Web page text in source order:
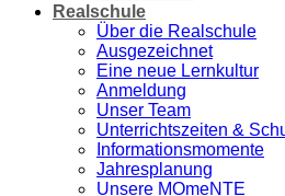
Realschule
Über die Realschule
Ausgezeichnet
Eine neue Lernkultur
Anmeldung
Unser Team
Unterrichtszeiten &
Informationsmomente
Jahresplanung
Unsere MOmeNTE